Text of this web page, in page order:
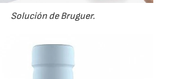
Solución de Bruguer.